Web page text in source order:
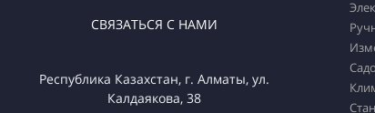
СВЯЗАТЬСЯ С НАМИ
Республика Казахстан, г. Алматы, ул.
Калдаякова, 38